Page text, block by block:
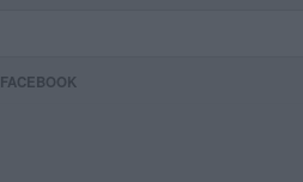
FACEBOOK